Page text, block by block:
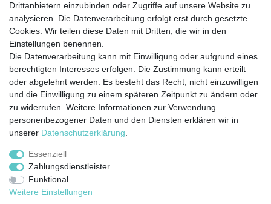
Widerrufs­recht Impressum
Daten­schutz­
erklärung
AGB Kontakt
Zahlung &
Versand
© Copyright 2020 Rocket Trading GmbH. Alle Rechte vorbehalten.
Drittanbietern einzubinden oder Zugriffe auf unsere Website zu
analysieren. Die Datenverarbeitung erfolgt erst durch gesetzte
Cookies. Wir teilen diese Daten mit Dritten, die wir in den
Einstellungen benennen.
Die Datenverarbeitung kann mit Einwilligung oder aufgrund eines
berechtigten Interesses erfolgen. Die Zustimmung kann erteilt
oder abgelehnt werden. Es besteht das Recht, nicht einzuwilligen
und die Einwilligung zu einem späteren Zeitpunkt zu ändern oder
zu widerrufen. Weitere Informationen zur Verwendung
personenbezogener Daten und den Diensten erklären wir in
unserer Daten­schutz­erklärung
Essenziell
Zahlungsdienstleister
Funktional
Weitere Einstellungen